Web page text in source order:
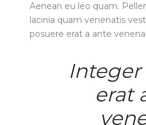
Aenean eu leo quam.
lacinia quam venenatis
posuere erat a ante
Integer
erat